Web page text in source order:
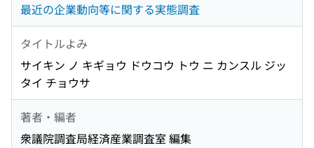
最近の企業動向等に関する実態調査
タイトルよみ
サイキン ノ キギョウ ドウコウ トウ ニ カンスル ジッ
タイ チョウサ
著者・編者
衆議院調査局経済産業調査室 編集